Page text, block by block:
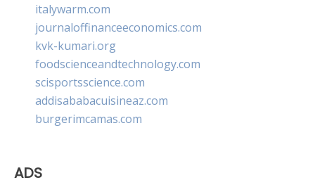
italywarm.com
journaloffinanceeconomics.com
kvk-kumari.org
foodscienceandtechnology.com
scisportsscience.com
addisababacuisineaz.com
burgerimcamas.com
ADS